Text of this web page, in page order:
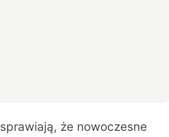
sprawiają, że nowoczesne